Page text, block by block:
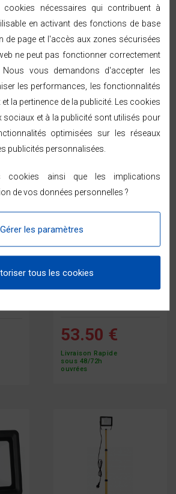
sous 48/72h
Ajouter au panier
Projecteur LED 30 W Portatif
53.50 €
Livraison Rapide
sous 48/72h
ouvrées
nécessaires qui contribuent à
en activant des fonctions de base
de page et l'accès aux zones sécurisées
ne peut pas fonctionner correctement
vous demandons d'accepter les
les performances, les fonctionnalités
la pertinence de la publicité. Les cookies
sociaux et à la publicité sont utilisés pour
optimisées sur les réseaux
publicités personnalisées.
cookies ainsi que les implications
de vos données personnelles ?
Gérer les paramètres
tous les cookies